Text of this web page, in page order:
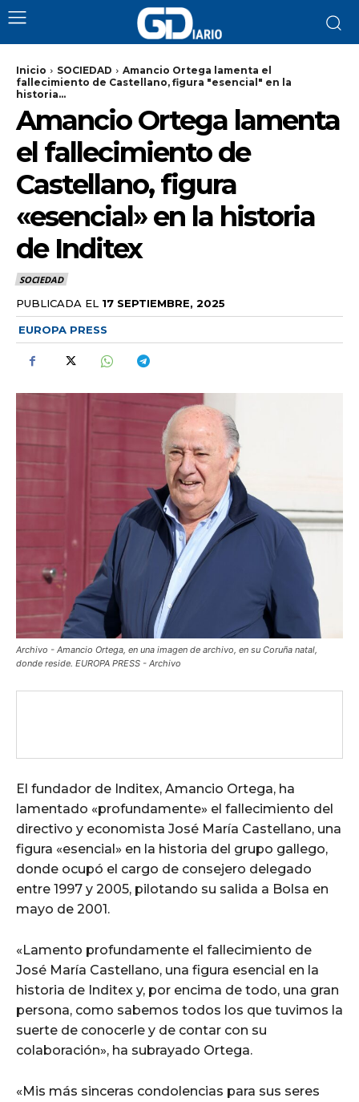
Inicio SOCIEDAD
Amancio Ortega lamenta el
fallecimiento de Castellano, figura "esencial" en la
historia...
Amancio Ortega lamenta
el fallecimiento de
Castellano, figura
«esencial» en la historia
de Inditex
SOCIEDAD
PUBLICADA EL 17 SEPTIEMBRE, 2025
EUROPA PRESS
Archivo - Amancio Ortega, en una imagen de archivo, en su Coruña natal,
donde reside. EUROPA PRESS - Archivo
El fundador de Inditex, Amancio Ortega, ha
lamentado «profundamente» el fallecimiento del
directivo y economista José María Castellano, una
figura «esencial» en la historia del grupo gallego,
donde ocupó el cargo de consejero delegado
entre 1997 y 2005, pilotando su salida a Bolsa en
mayo de 2001.
«Lamento profundamente el fallecimiento de
José María Castellano, una figura esencial en la
historia de Inditex y, por encima de todo, una gran
persona, como sabemos todos los que tuvimos la
suerte de conocerle y de contar con su
colaboración», ha subrayado Ortega.
«Mis más sinceras condolencias para sus seres